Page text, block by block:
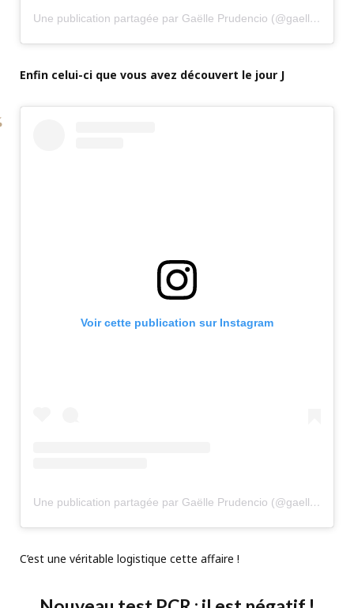
Une publication partagée par Gaëlle Prudencio (@gaelleprudencio)
Enfin celui-ci que vous avez découvert le jour J
Voir cette publication sur Instagram
Une publication partagée par Gaëlle Prudencio (@gaelleprudencio)
C’est une véritable logistique cette affaire !